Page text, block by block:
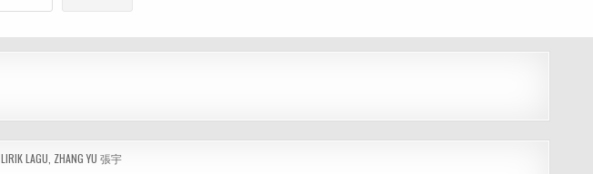
LIRIK LAGU ZHANG YU 張宇